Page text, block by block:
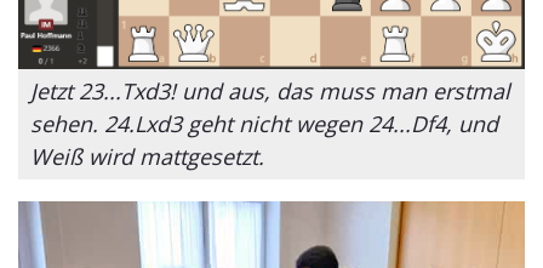
Jetzt 23...Txd3! und aus, das muss man erstmal
sehen. 24.Lxd3 geht nicht wegen 24...Df4, und
Weiß wird mattgesetzt.